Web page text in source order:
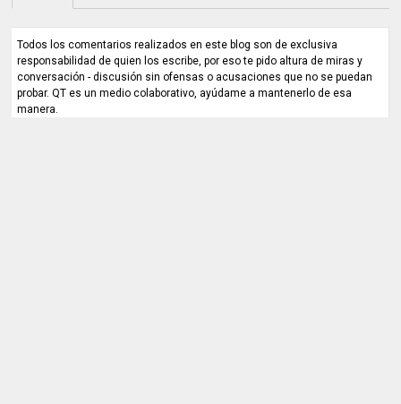
Todos los comentarios realizados en este blog son de exclusiva
responsabilidad de quien los escribe, por eso te pido altura de miras y
conversación - discusión sin ofensas o acusaciones que no se puedan
probar. QT es un medio colaborativo, ayúdame a mantenerlo de esa
manera.